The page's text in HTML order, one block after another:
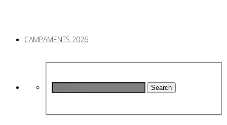
CAMPAMENTS 2026
Search